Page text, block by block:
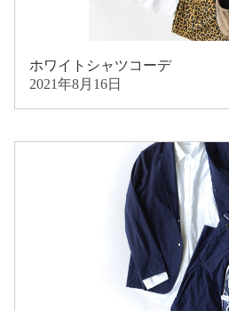
ホワイトシャツコーデ
2021年8月16日